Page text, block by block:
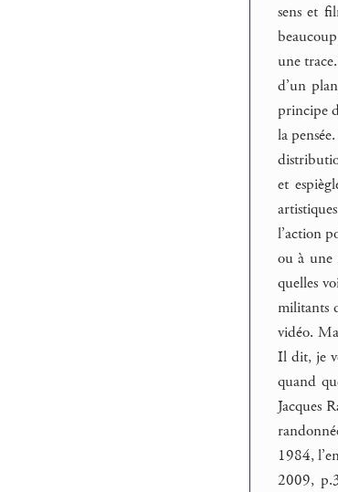
sens et
une
d’un
principe
la
et
l’action
ou à une
quelles
militants
vidéo.
Il dit, je
quand
Jacques
1984,
2009,